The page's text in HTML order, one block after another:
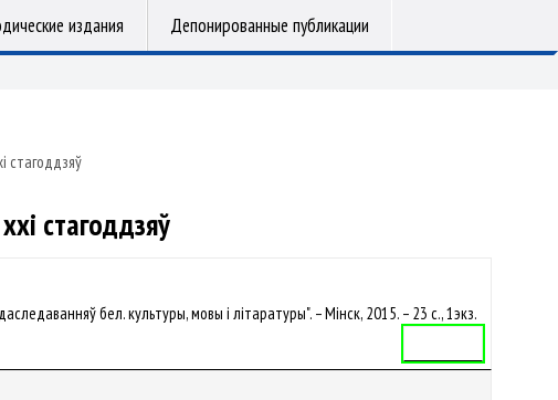
издания Депонированные публикации
стагоддзяў
стагоддзяў
бел. культуры, мовы і літаратуры". – Мінск, 2015. – 23 с., 1экз.